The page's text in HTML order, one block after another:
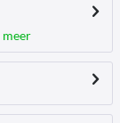
meer